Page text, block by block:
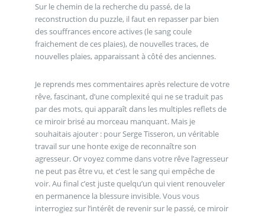
Sur le chemin de la recherche du passé, de la
reconstruction du puzzle, il faut en repasser par bien
des souffrances encore actives (le sang coule
fraichement de ces plaies), de nouvelles traces, de
nouvelles plaies, apparaissant à côté des anciennes.
Je reprends mes commentaires après relecture de votre
rêve, fascinant, d’une complexité qui ne se traduit pas
par des mots, qui apparaît dans les multiples reflets de
ce miroir brisé au morceau manquant. Mais je
souhaitais ajouter : pour Serge Tisseron, un véritable
travail sur une honte exige de reconnaître son
agresseur. Or voyez comme dans votre rêve l’agresseur
ne peut pas être vu, et c’est le sang qui empêche de
voir. Au final c’est juste quelqu’un qui vient renouveler
en permanence la blessure invisible. Vous vous
interrogiez sur l’intérêt de revenir sur le passé, ce miroir